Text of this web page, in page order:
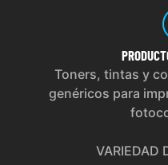
Toners, tintas y
genéricos para
VARIEDAD